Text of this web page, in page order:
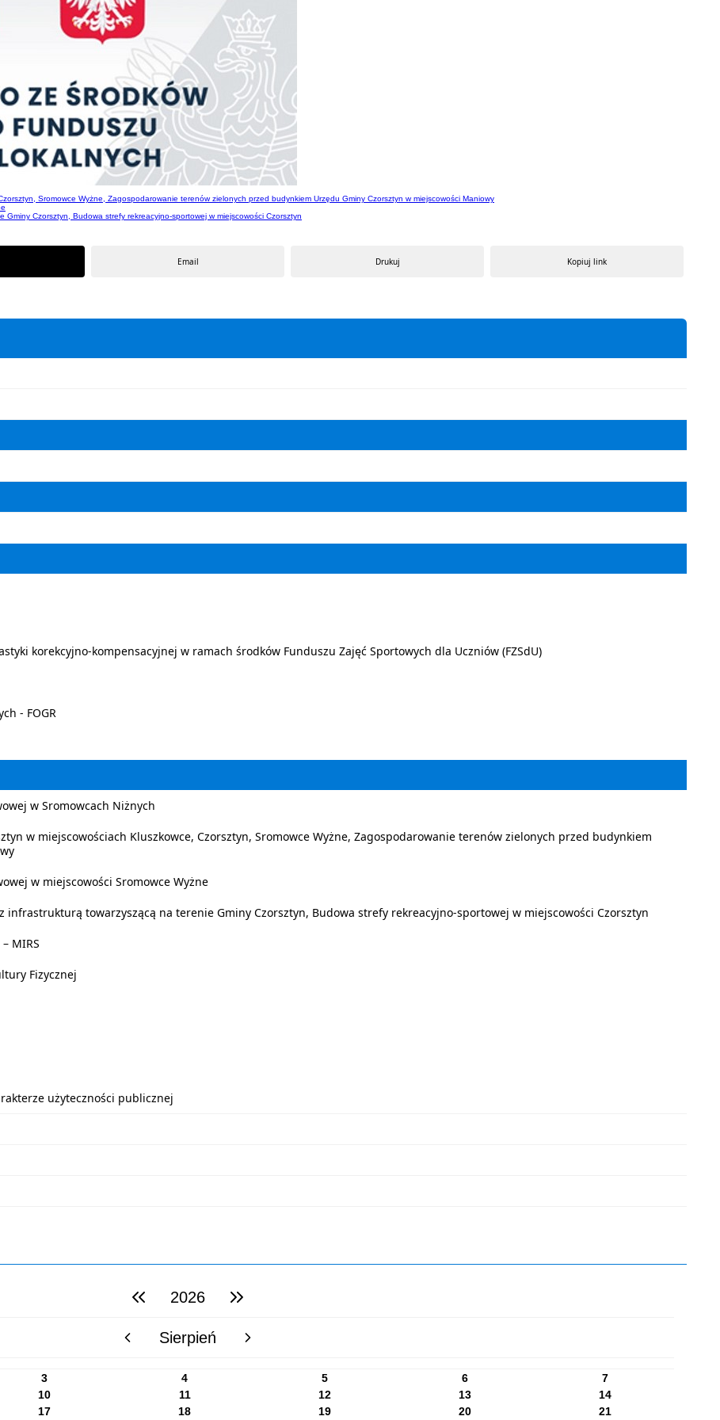
Sromowce Wyżne, Zagospodarowanie terenów zielonych przed budynkiem Urzędu Gminy Czorsztyn w miejscowości Maniowy
Czorsztyn, Budowa strefy rekreacyjno-sportowej w miejscowości Czorsztyn
Email Drukuj Kopiuj link
korekcyjno-kompensacyjnej w ramach środków Funduszu Zajęć Sportowych dla Uczniów (FZSdU)
- FOGR
w Sromowcach Niżnych
w miejscowościach Kluszkowce, Czorsztyn, Sromowce Wyżne, Zagospodarowanie terenów zielonych przed budynkiem
w miejscowości Sromowce Wyżne
towarzyszącą na terenie Gminy Czorsztyn, Budowa strefy rekreacyjno-sportowej w miejscowości Czorsztyn
MIRS
Fizycznej
użyteczności publicznej
poprzedni rok2026 następny rok
poprzedni miesiącSierpień następny miesiąc
3 4 5 6
7
10 11 12 13
14
17 18 19 20
21